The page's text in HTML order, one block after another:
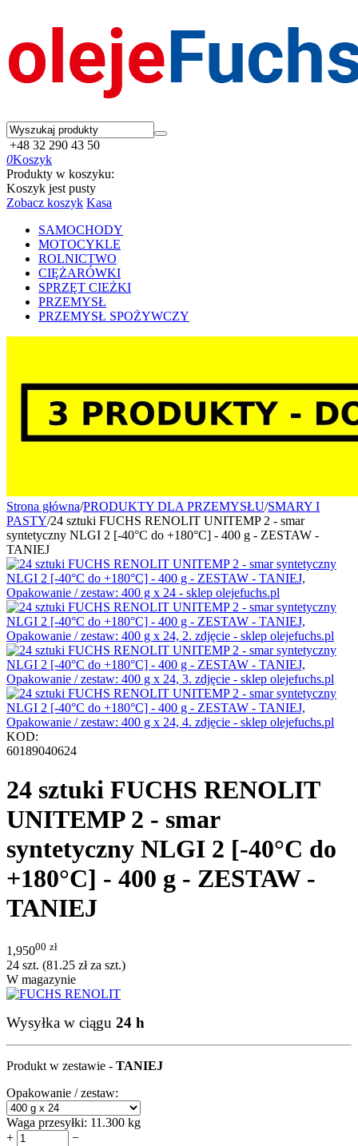
+48 32 290 43 50
0Koszyk
Produkty w koszyku:
Koszyk jest pusty
Zobacz koszyk Kasa
SAMOCHODY
MOTOCYKLE
ROLNICTWO
CIĘŻARÓWKI
SPRZĘT CIEŻKI
PRZEMYSŁ
PRZEMYSŁ SPOŻYWCZY
Strona główna/PRODUKTY DLA PRZEMYSŁU/SMARY I
PASTY/24 sztuki FUCHS RENOLIT UNITEMP 2 - smar
syntetyczny NLGI 2 [-40°C do +180°C] - 400 g - ZESTAW -
TANIEJ
KOD:
60189040624
24 sztuki FUCHS RENOLIT
UNITEMP 2 - smar
syntetyczny NLGI 2 [-40°C do
+180°C] - 400 g - ZESTAW -
TANIEJ
1,95000 zł
24 szt. (81.25 złza szt.)
W magazynie
Wysyłka w ciągu 24 h
Produkt w zestawie - TANIEJ
Opakowanie / zestaw:
Waga przesyłki: 11.300 kg
+
−